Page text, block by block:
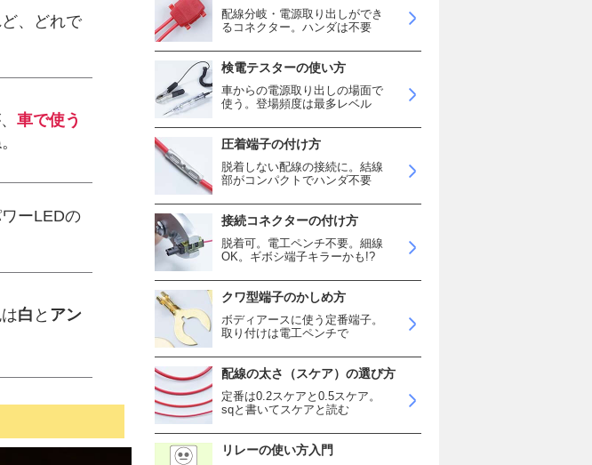
、どれで
車で使う
ーLEDの
白 と アン
配線分岐・電源取り出しができ
るコネクター。ハンダは不要
検電テスターの使い方
車からの電源取り出しの場面で
使う。登場頻度は最多レベル
圧着端子の付け方
脱着しない配線の接続に。結線
部がコンパクトでハンダ不要
接続コネクターの付け方
脱着可。電工ペンチ不要。細線
OK。ギボシ端子キラーかも!?
クワ型端子のかしめ方
ボディアースに使う定番端子。
取り付けは電工ペンチで
配線の太さ（スケア）の選び方
定番は0.2スケアと0.5スケア。
sqと書いてスケアと読む
リレーの使い方入門